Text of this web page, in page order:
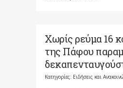
Χωρίς ρεύμα 16
της Πάφου
Κατηγορίες: Ειδήσεις και